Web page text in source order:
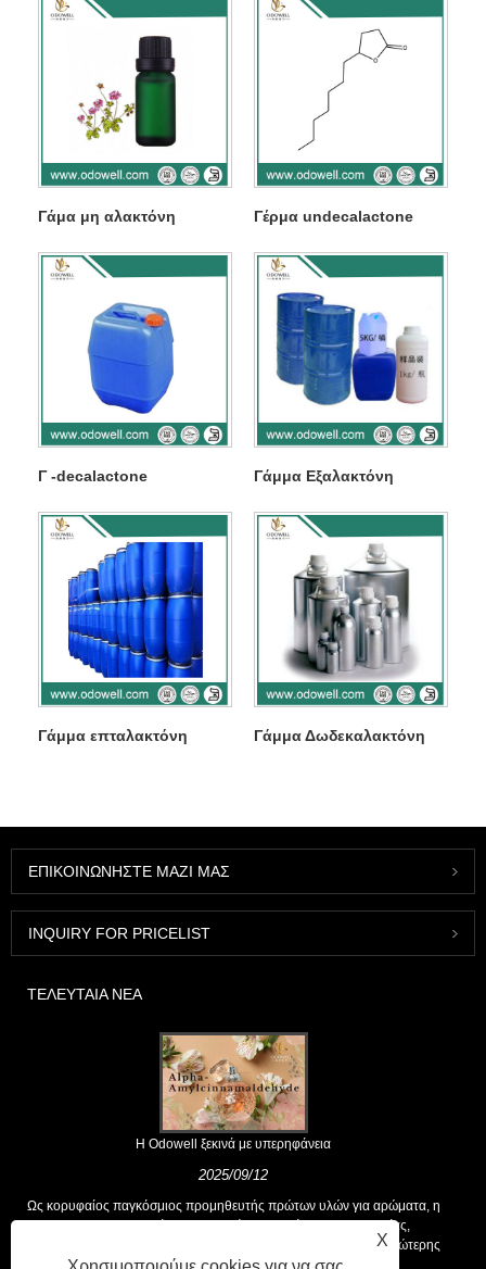
Γάμα μη αλακτόνη Γέρμα undecalactone
Γ -decalactone Γάμμα Εξαλακτόνη
Γάμμα επταλακτόνη Γάμμα Δωδεκαλακτόνη
ΕΠΙΚΟΙΝΩΝΉΣΤΕ ΜΑΖΊ ΜΑΣ
INQUIRY FOR PRICELIST
ΤΕΛΕΥΤΑΊΑ ΝΈΑ
Η Odowell ξεκινά με υπερηφάνεια
2025/09/12
Ως κορυφαίος παγκόσμιος προμηθευτής πρώτων υλών για αρώματα, η
Odowell υποστηρίζει μια βασική φιλοσοφία της "καινοτομίας,
επικεντρωμένης στην ποιότητα", που παρέχει σταθερά λύσεις ανώτερης
αρωτικής στους πελάτες παγκοσμίως.
X